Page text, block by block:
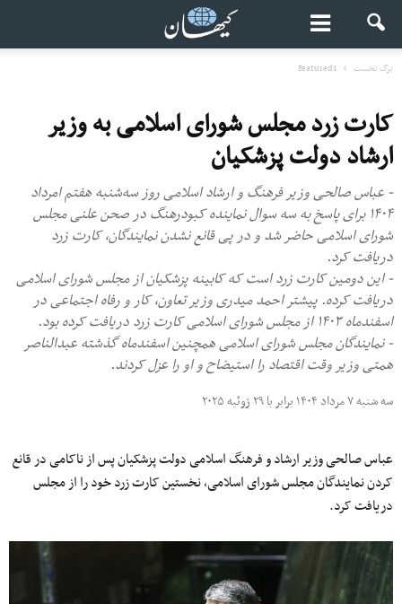
برگ نخست Featured1
کارت زرد مجلس شورای اسلامی به وزیر
ارشاد دولت پزشکیان
- عباس صالحی وزیر فرهنگ و ارشاد اسلامی روز سه‌شنبه هفتم امرداد
۱۴۰۴ برای پاسخ به سه سوال نماینده کبودرهنگ در صحن علنی مجلس
شورای اسلامی حاضر شد و در پی قانع نشدن نمایندگان، کارت زرد
دریافت کرد.
- این دومین کارت زرد است که کابینه پزشکیان از مجلس شورای اسلامی
دریافت کرده. پیشتر احمد میدری وزیر تعاون، کار و رفاه اجتماعی در
اسفندماه ۱۴۰۳ از مجلس شورای اسلامی کارت زرد دریافت کرده بود.
- نمایندگان مجلس شورای اسلامی همچنین اسفندماه گذشته عبدالناصر
همتی وزیر وقت اقتصاد را استیضاح و او را عزل کردند.
سه شنبه ۷ مرداد ۱۴۰۴ برابر با ۲۹ ژوئیه ۲۰۲۵
عباس صالحی وزیر ارشاد و فرهنگ اسلامی دولت پزشکیان پس از ناکامی در قانع
کردن نمایندگان مجلس شورای اسلامی، نخستین کارت زرد خود را از مجلس
دریافت کرد.